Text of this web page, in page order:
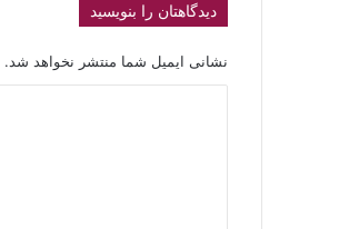
دیدگاهتان را بنویسید
نشانی ایمیل شما منتشر نخواهد شد.